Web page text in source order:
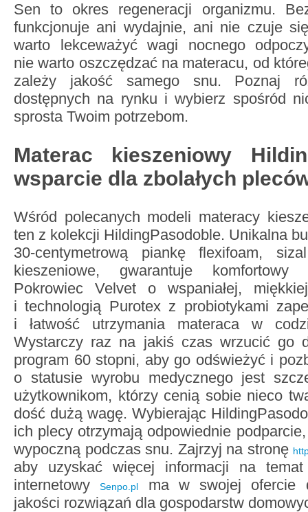
Sen to okres regeneracji organizmu.
funkcjonuje ani wydajnie, ani nie czuje
warto lekceważyć wagi nocnego
nie warto oszczędzać na materacu, od
zależy jakość samego snu. Poznaj
dostępnych na rynku i wybierz spośród
sprosta Twoim potrzebom.
Materac kieszeniowy
wsparcie dla zbolałych
Wśród polecanych modeli materacy
ten z kolekcji HildingPasodoble. Unikalna
30-centymetrową piankę flexifoam,
kieszeniowe, gwarantuje komfortowy
Pokrowiec Velvet o wspaniałej,
i technologią Purotex z probiotykami
i łatwość utrzymania materaca w
Wystarczy raz na jakiś czas wrzucić go
program 60 stopni, aby go odświeżyć i
o statusie wyrobu medycznego jest
użytkownikom, którzy cenią sobie nieco
dość dużą wagę. Wybierając
ich plecy otrzymają odpowiednie
wypoczną podczas snu. Zajrzyj na stronę
aby uzyskać więcej informacji na
internetowySenpo.pl
ma w swojej ofercie
jakości rozwiązań dla gospodarstw